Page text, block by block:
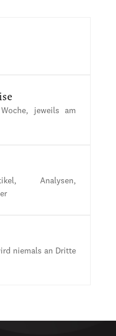
jeweils am
Analysen,
niemals an Dritte